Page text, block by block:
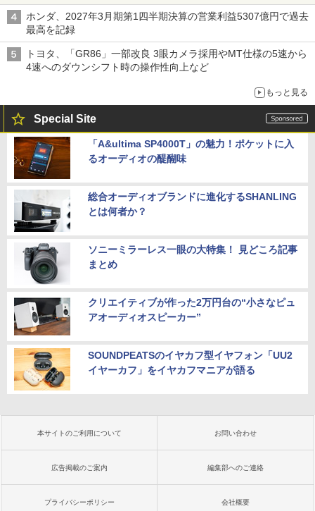
ホンダ、2027年3月期第1四半期決算の営業利益5307億円で過去
最高を記録
トヨタ、「GR86」一部改良 3眼カメラ採用やMT仕様の5速から
4速へのダウンシフト時の操作性向上など
もっと見る
Special Site
「A&ultima SP4000T」の魅力！ポケットに入
るオーディオの醍醐味
総合オーディオブランドに進化するSHANLING
とは何者か？
ソニーミラーレス一眼の大特集！ 見どころ記事
まとめ
クリエイティブが作った2万円台の“小さなピュ
アオーディオスピーカー”
SOUNDPEATSのイヤカフ型イヤフォン「UU2
イヤーカフ」をイヤカフマニアが語る
本サイトのご利用について お問い合わせ
広告掲載のご案内 編集部へのご連絡
プライバシーポリシー 会社概要